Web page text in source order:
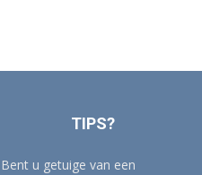
TIPS?
Bent u getuige van een